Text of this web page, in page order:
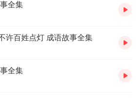
全集
许百姓点灯 成语故事全集
全集